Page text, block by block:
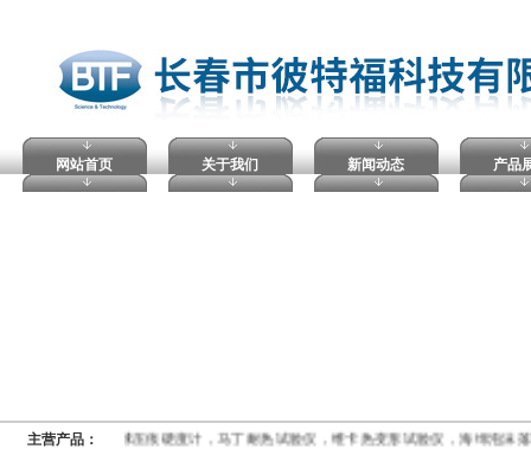
网站首页 关于我们 新闻动态 产品
主营产品：
穿试验仪，塑料球压痕硬度计，马丁耐热试验仪，维卡热变形试验仪，海绵泡沫